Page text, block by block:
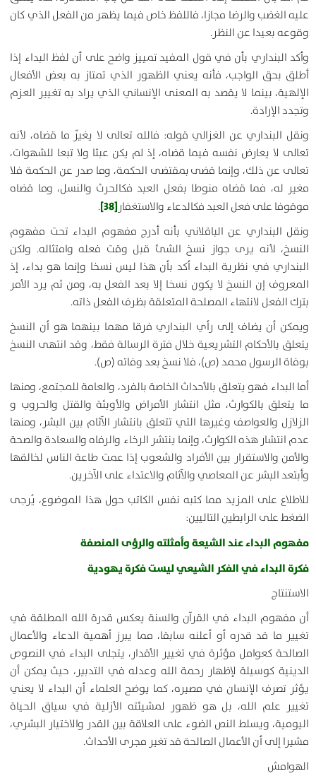
عليه الغضب والرضا مجازا، فاللفظ خاص فيما يظهر من الفعل الذي كان
وقوعه بعيدا عن النظر.
وأكد البنداري بأن في قول المفيد تمييز واضح على أن لفظ البداء إذا
أطلق بحق الواجب، فأنه يعني الظهور الذي تمتاز به بعض الأفعال
الإلهية، بينما لا يقصد به المعنى الإنساني الذي يراد به تغيير العزم
وتجدد الإرادة.
ونقل البنداري عن الغزالي قوله: فالله تعالى لا يغيّر ما قضاه، لأنه
تعالى لا يعارض نفسه فيما قضاه، إذ لم يكن عبثا ولا تبعا للشهوات،
تعالى عن ذلك، وإنما قضى بمقتضى الحكمة، وما صدر عن الحكمة فلا
مغير له، فما قضاه منوطا بفعل العبد فكالحرث والنسل، وما قضاه
موقوفا على فعل العبد فكالدعاء والاستغفار[38]
.
ونقل البنداري عن الباقلاني بأنه أدرج مفهوم البداء تحت مفهوم
النسخ، لأنه يرى جواز نسخ الشئ قبل وقت فعله وامتثاله. ولكن
البنداري في نظرية البداء أكد بأن هذا ليس نسخا وإنما هو بداء، إذ
المعروف إن النسخ لا يكون نسخا إلا بعد الفعل به، ومن ثم يرد الأمر
بترك الفعل لانتهاء المصلحة المتعلقة بظرف الفعل ذاته.
ويمكن أن يضاف إلى رأي البنداري فرقا مهما بينهما هو أن النسخ
يتعلق بالأحكام التشريعية خلال فترة الرسالة فقط، وقد انتهى النسخ
بوفاة الرسول محمد (ص)، فلا نسخ بعد وفاته (ص).
أما البداء فهو يتعلق بالأحداث الخاصة بالفرد، والعامة للمجتمع، ومنها
ما يتعلق بالكوارث، مثل انتشار الأمراض والأوبئة والقتل والحروب و
الزلازل والعواصف وغيرها التي تتعلق بانتشار الآثام بين البشر، ومنها
عدم انتشار هذه الكوارث، وإنما ينتشر الرخاء والرفاه والسعادة والصحة
والأمن والاستقرار بين الأفراد والشعوب إذا عمت طاعة الناس لخالقها
وأبتعد البشر عن المعاصي والآثام والاعتداء على الآخرين.
للاطلاع على المزيد مما كتبه نفس الكاتب حول هذا الموضوع، يُرجى
الضغط على الرابطين التاليين:
مفهوم البداء عند الشيعة وأمثلته والرؤى المنصفة
فكرة البداء في الفكر الشيعي ليست فكرة يهودية
الاستنتاج
أن مفهوم البداء في القرآن والسنة يعكس قدرة الله المطلقة في
تغيير ما قد قدره أو أعلنه سابقا، مما يبرز أهمية الدعاء والأعمال
الصالحة كعوامل مؤثرة في تغيير الأقدار، يتجلى البداء في النصوص
الدينية كوسيلة لإظهار رحمة الله وعدله في التدبير، حيث يمكن أن
يؤثر تصرف الإنسان في مصيره، كما يوضح العلماء أن البداء لا يعني
تغيير علم الله، بل هو ظهور لمشيئته الأزلية في سياق الحياة
اليومية، ويسلط النص الضوء على العلاقة بين القدر والاختيار البشري،
مشيرا إلى أن الأعمال الصالحة قد تغير مجرى الأحداث.
الهوامش